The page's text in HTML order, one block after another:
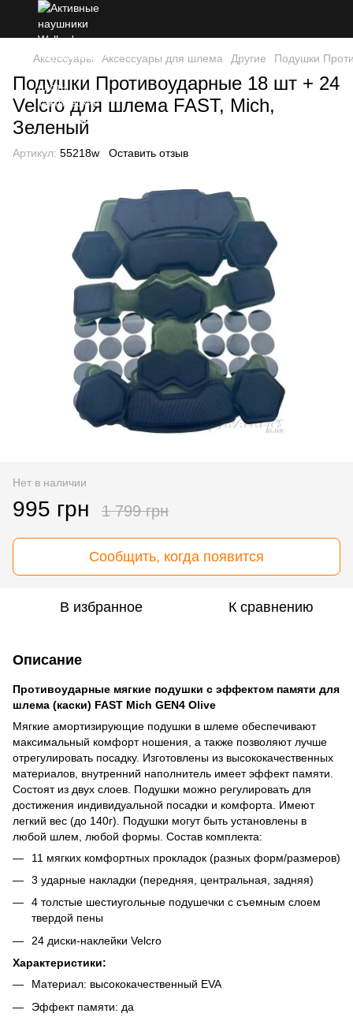
Аксессуары Аксессуары для шлема Другие Подушки
Подушки Противоударные 18 шт + 24
Velcro для шлема FAST, Mich,
Зеленый
Артикул: 55218w Оставить отзыв
Нет в наличии
995 грн 1 799 грн
Сообщить, когда появится
В избранное К сравнению
Описание
Противоударные мягкие подушки с эффектом памяти для
шлема (каски) FAST Mich GEN4 Olive
Мягкие амортизирующие подушки в шлеме обеспечивают
максимальный комфорт ношения, а также позволяют лучше
отрегулировать посадку. Изготовлены из высококачественных
материалов, внутренний наполнитель имеет эффект памяти.
Состоят из двух слоев. Подушки можно регулировать для
достижения индивидуальной посадки и комфорта. Имеют
легкий вес (до 140г). Подушки могут быть установлены в
любой шлем, любой формы. Состав комплекта:
11 мягких комфортных прокладок (разных форм/размеров)
3 ударные накладки (передняя, центральная, задняя)
4 толстые шестиугольные подушечки с съемным слоем
твердой пены
24 диски-наклейки Velcro
Характеристики:
Материал: высококачественный EVA
Эффект памяти: да